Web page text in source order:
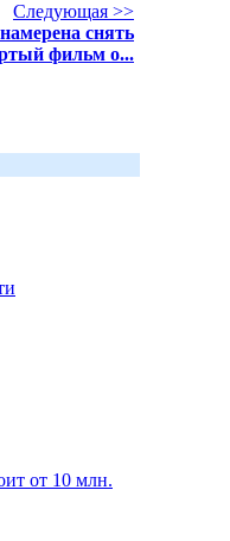
Следующая >>
снять
фильм о...
от 10 млн.